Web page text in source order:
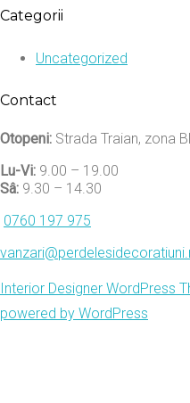
Categorii
Uncategorized
Contact
Otopeni: Strada Traian, zona
Lu-Vi: 9.00 – 19.00
Sâ: 9.30 – 14.30
0760 197 975
Interior Designer WordPress
powered by WordPress